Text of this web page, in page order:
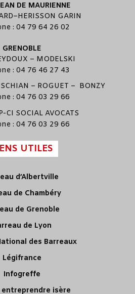
DE MAURIENNE
–HERISSON GARIN
: 04 79 64 26 02
GRENOBLE
– MODELSKI
: 04 76 46 27 43
– ROGUET – BONZY
: 04 76 03 29 66
CI SOCIAL AVOCATS
: 04 76 03 29 66
UTILES
d’Albertville
de Chambéry
de Grenoble
de Lyon
des Barreaux
Légifrance
Infogreffe
entreprendre isère